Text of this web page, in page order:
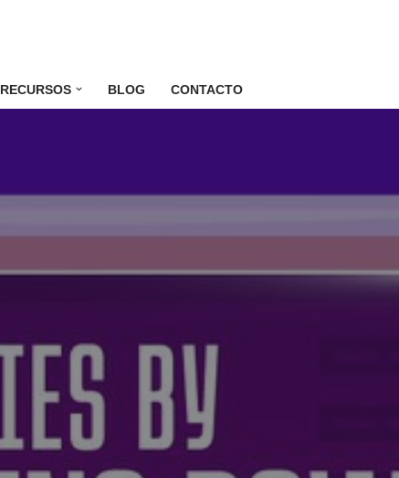
RECURSOS BLOG CONTACTO